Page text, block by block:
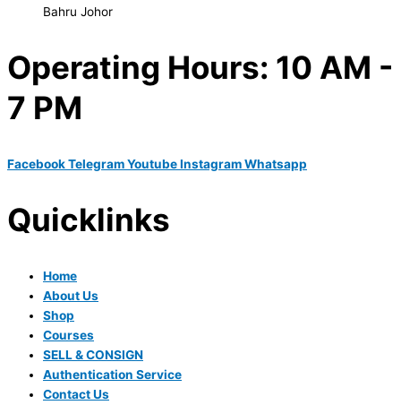
Bahru Johor
Operating Hours: 10 AM -
7 PM
FacebookTelegramYoutubeInstagramWhatsapp
Quicklinks
Home
About Us
Shop
Courses
SELL & CONSIGN
Authentication Service
Contact Us